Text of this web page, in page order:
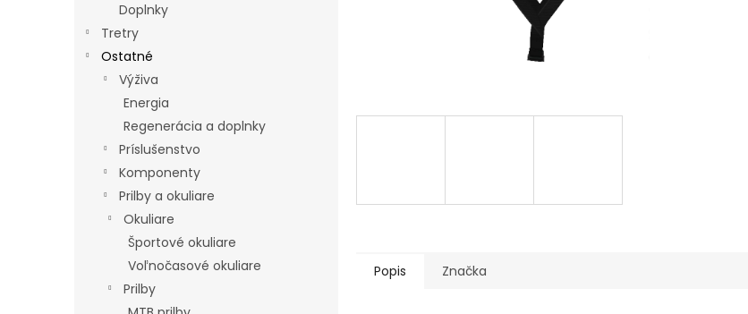
Doplnky
Tretry
Ostatné
Výživa
Energia
Regenerácia a doplnky
Príslušenstvo
Komponenty
Prilby a okuliare
Okuliare
Športové okuliare
Voľnočasové okuliare
Prilby
Popis Značka